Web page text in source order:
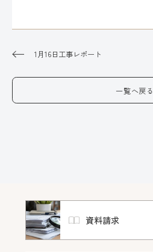
1月16日工事レポート
一覧へ戻る
資料請求